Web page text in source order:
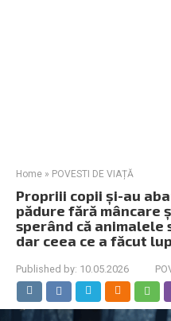
Home » POVESTI DE VIAȚĂ
Propriii copii și-au
pădure fără mâncare
sperând că animalele
dar ceea ce a făcut
Published by: 10.05.2026